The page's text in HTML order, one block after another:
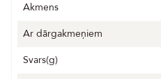
Akmens
Ar dārgakmeņiem
Svars(g)